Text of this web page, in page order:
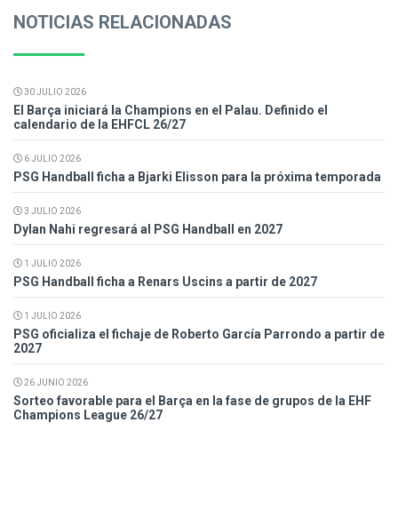
NOTICIAS RELACIONADAS
30 JULIO 2026
El Barça iniciará la Champions en el Palau. Definido el
calendario de la EHFCL 26/27
6 JULIO 2026
PSG Handball ficha a Bjarki Elisson para la próxima temporada
3 JULIO 2026
Dylan Nahi regresará al PSG Handball en 2027
1 JULIO 2026
PSG Handball ficha a Renars Uscins a partir de 2027
1 JULIO 2026
PSG oficializa el fichaje de Roberto García Parrondo a partir de
2027
26 JUNIO 2026
Sorteo favorable para el Barça en la fase de grupos de la EHF
Champions League 26/27